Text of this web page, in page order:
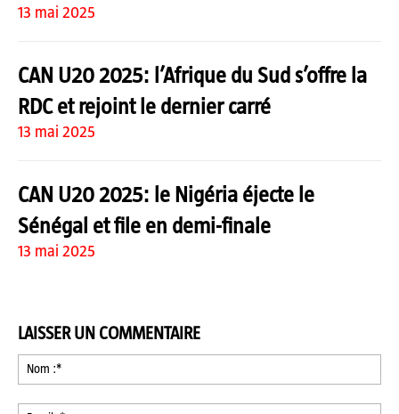
13 mai 2025
CAN U20 2025: l’Afrique du Sud s’offre la
RDC et rejoint le dernier carré
13 mai 2025
CAN U20 2025: le Nigéria éjecte le
Sénégal et file en demi-finale
13 mai 2025
LAISSER UN COMMENTAIRE